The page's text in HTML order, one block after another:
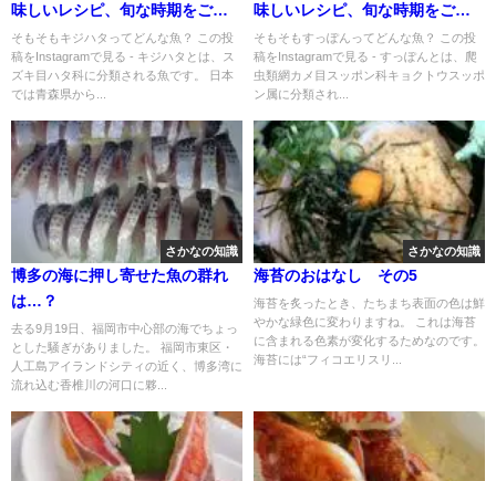
味しいレシピ、旬な時期をご紹
介
そもそもキジハタってどんな魚？ この投
稿をInstagramで見る - キジハタとは、ス
ズキ目ハタ科に分類される魚です。 日本
では青森県から...
味しいレシピ、旬な時期をご紹
介
そもそもすっぽんってどんな魚？ この投
稿をInstagramで見る - すっぽんとは、爬
虫類網カメ目スッポン科キョクトウスッポ
ン属に分類され...
さかなの知識
博多の海に押し寄せた魚の群れ
は…？
去る9月19日、福岡市中心部の海でちょっ
とした騒ぎがありました。 福岡市東区・
人工島アイランドシティの近く、博多湾に
流れ込む香椎川の河口に夥...
さかなの知識
海苔のおはなし その5
海苔を炙ったとき、たちまち表面の色は鮮
やかな緑色に変わりますね。 これは海苔
に含まれる色素が変化するためなのです。
海苔には“フィコエリスリ...